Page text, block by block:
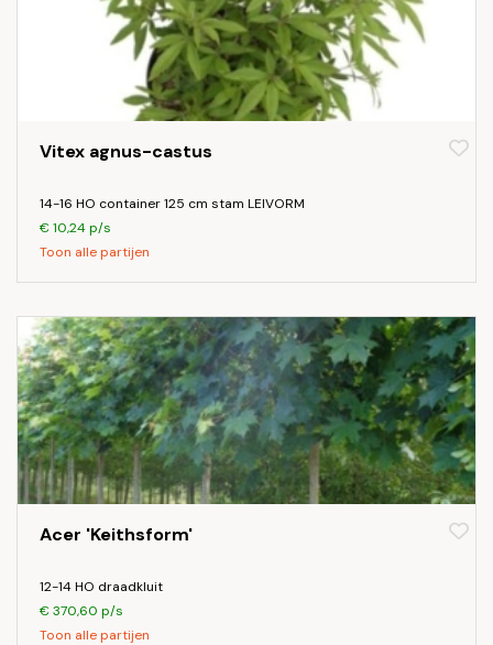
Vitex agnus-castus
14-16 HO container 125 cm stam LEIVORM
€ 10,24 p/s
Toon alle partijen
Acer 'Keithsform'
12-14 HO draadkluit
€ 370,60 p/s
Toon alle partijen